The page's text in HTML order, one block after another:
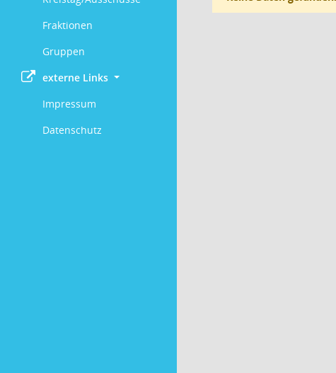
Fraktionen
Gruppen
externe Links
Impressum
Datenschutz